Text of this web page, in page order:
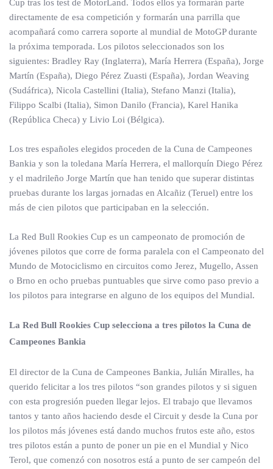
Cup tras los test de MotorLand. Todos ellos ya formarán parte
directamente de esa competición y formarán una parrilla que
acompañará como carrera soporte al mundial de MotoGP durante
la próxima temporada. Los pilotos seleccionados son los
siguientes: Bradley Ray (Inglaterra), María Herrera (España), Jorge
Martín (España), Diego Pérez Zuasti (España), Jordan Weaving
(Sudáfrica), Nicola Castellini (Italia), Stefano Manzi (Italia),
Filippo Scalbi (Italia), Simon Danilo (Francia), Karel Hanika
(República Checa) y Livio Loi (Bélgica).
Los tres españoles elegidos proceden de la Cuna de Campeones
Bankia y son la toledana María Herrera, el mallorquín Diego Pérez
y el madrileño Jorge Martín que han tenido que superar distintas
pruebas durante los largas jornadas en Alcañiz (Teruel) entre los
más de cien pilotos que participaban en la selección.
La Red Bull Rookies Cup es un campeonato de promoción de
jóvenes pilotos que corre de forma paralela con el Campeonato del
Mundo de Motociclismo en circuitos como Jerez, Mugello, Assen
o Brno en ocho pruebas puntuables que sirve como paso previo a
los pilotos para integrarse en alguno de los equipos del Mundial.
La Red Bull Rookies Cup selecciona a tres pilotos la Cuna de
Campeones Bankia
El director de la Cuna de Campeones Bankia, Julián Miralles, ha
querido felicitar a los tres pilotos “son grandes pilotos y si siguen
con esta progresión pueden llegar lejos. El trabajo que llevamos
tantos y tanto años haciendo desde el Circuit y desde la Cuna por
los pilotos más jóvenes está dando muchos frutos este año, estos
tres pilotos están a punto de poner un pie en el Mundial y Nico
Terol, que comenzó con nosotros está a punto de ser campeón del